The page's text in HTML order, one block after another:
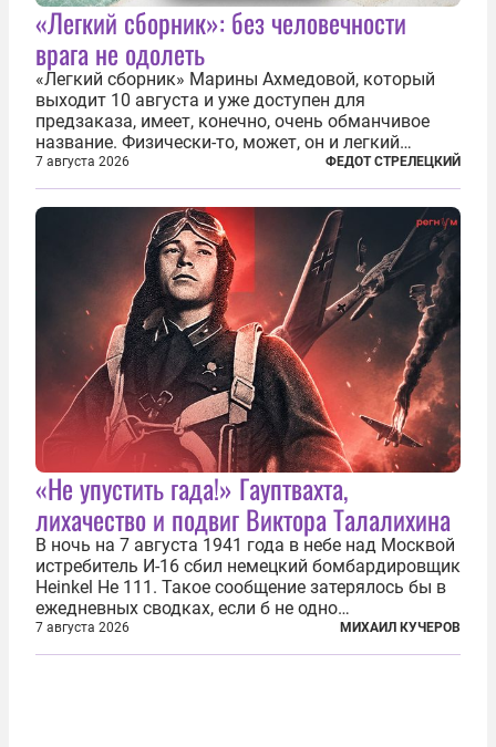
«Легкий сборник»: без человечности
врага не одолеть
«Легкий сборник» Марины Ахмедовой, который
выходит 10 августа и уже доступен для
предзаказа, имеет, конечно, очень обманчивое
название. Физически-то, может, он и легкий
относительно. Но метафизически —
безотносительно тяжелый. Десять рассказов,
каждый из которых напрямую или косвенно (в
основном —...
7 августа 2026 ФЕДОТ СТРЕЛЕЦКИЙ
«Не упустить гада!» Гауптвахта,
лихачество и подвиг Виктора Талалихина
В ночь на 7 августа 1941 года в небе над Москвой
истребитель И-16 сбил немецкий бомбардировщик
Heinkel He 111. Такое сообщение затерялось бы в
ежедневных сводках, если б не одно
обстоятельство. Это был один из первых в
истории отечественной авиации ночных таранов.
7 августа 2026 МИХАИЛ КУЧЕРОВ